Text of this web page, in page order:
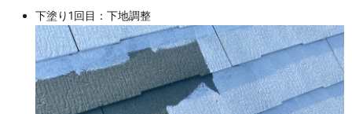
下塗り1回目：下地調整